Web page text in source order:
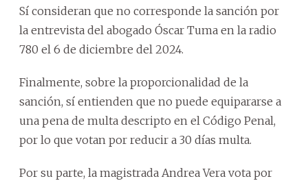
Sí consideran que no corresponde la sanción por
la entrevista del abogado Óscar Tuma en la radio
780 el 6 de diciembre del 2024.
Finalmente, sobre la proporcionalidad de la
sanción, sí entienden que no puede equipararse a
una pena de multa descripto en el Código Penal,
por lo que votan por reducir a 30 días multa.
Por su parte, la magistrada Andrea Vera vota por